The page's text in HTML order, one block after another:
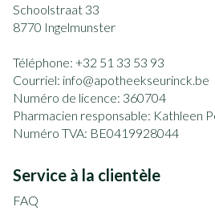
Schoolstraat 33
8770 Ingelmunster
Téléphone: +32 51 33 53 93
Courriel: info@apotheekseurinck.be
Numéro de licence: 360704
Pharmacien responsable: Kathleen
Numéro TVA: BE0419928044
Service à la clientèle
FAQ